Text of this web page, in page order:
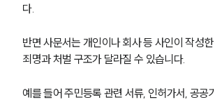
다.
반면 사문서는 개인이나 회사 등 사인이 작성
죄명과 처벌 구조가 달라질 수 있습니다.
예를 들어 주민등록 관련 서류, 인허가서, 공공